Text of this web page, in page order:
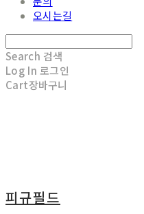
오시는길
Search 검색
Log In 로그인
Cart장바구니
피규필드